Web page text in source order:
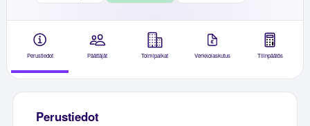
Perustiedot Päättäjät Toimipaikat Verkkolaskutus Tilinpäätös
Perustiedot